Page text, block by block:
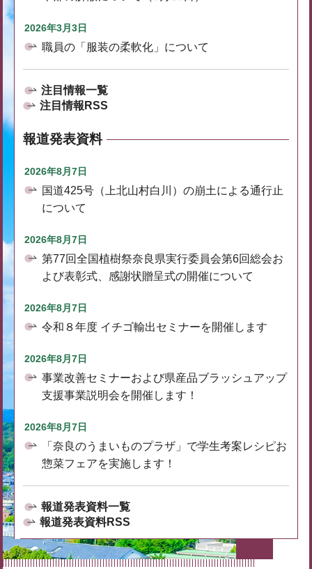
2026年3月3日
職員の「服装の柔軟化」について
注目情報一覧
注目情報RSS
報道発表資料
2026年8月7日
国道425号（上北山村白川）の崩土による通行止
について
2026年8月7日
第77回全国植樹祭奈良県実行委員会第6回総会お
よび表彰式、感謝状贈呈式の開催について
2026年8月7日
令和８年度 イチゴ輸出セミナーを開催します
2026年8月7日
事業改善セミナーおよび県産品ブラッシュアップ
支援事業説明会を開催します！
2026年8月7日
「奈良のうまいものプラザ」で学生考案レシピお
惣菜フェアを実施します！
報道発表資料一覧
報道発表資料RSS